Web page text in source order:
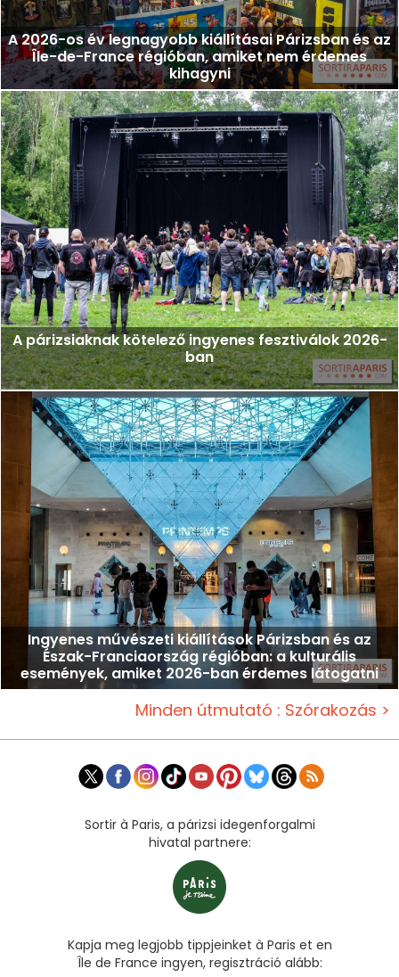
A 2026-os év legnagyobb kiállításai Párizsban és az
Île-de-France régióban, amiket nem érdemes
kihagyni
A párizsiaknak kötelező ingyenes fesztiválok 2026-
ban
Ingyenes művészeti kiállítások Párizsban és az
Észak-Franciaország régióban: a kulturális
események, amiket 2026-ban érdemes látogatni
Minden útmutató : Szórakozás >
Sortir à Paris, a párizsi idegenforgalmi
hivatal partnere:
Kapja meg legjobb tippjeinket à Paris et en
Île de France ingyen, regisztráció alább: